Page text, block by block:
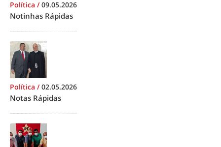
Política /09.05.2026
Notinhas Rápidas
Política /02.05.2026
Notas Rápidas